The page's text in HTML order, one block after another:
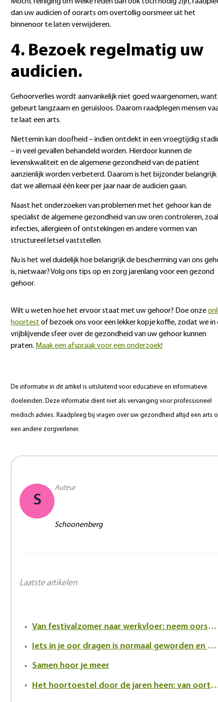
dan uw audicien of oorarts om overtollig oorsmeer uit het
binnenoor te laten verwijderen.
4. Bezoek regelmatig uw
audicien.
Gehoorverlies wordt aanvankelijk niet goed waargenomen,
gebeurt langzaam en geruisloos. Daarom raadplegen mensen
te laat een arts.
Niettemin kan doofheid – indien ontdekt in een vroegtijdig
– in veel gevallen behandeld worden. Hierdoor kunnen de
levenskwaliteit en de algemene gezondheid van de patiënt
aanzienlijk worden verbeterd. Daarom is het bijzonder belangrijk
dat we allemaal één keer per jaar naar de audicien gaan.
Naast het onderzoeken van problemen met het gehoor kan de
specialist de algemene gezondheid van uw oren controleren,
infecties, allergieën of ontstekingen en andere vormen van
structureel letsel vaststellen
Nu is het wel duidelijk hoe belangrijk de bescherming van ons
is, nietwaar? Volg ons tips op en zorg jarenlang voor een gezond
gehoor.
Wilt u weten hoe het ervoor staat met uw gehoor? Doe onze
hoortest of bezoek ons voor een lekker kopje koffie, zodat we in
vrijblijvende sfeer over de gezondheid van uw gehoor kunnen
praten. Maak een afspraak voor een onderzoek!
De informatie in dit artikel is uitsluitend voor educatieve en informatieve
doeleinden. Deze informatie dient niet als vervanging voor professioneel
medisch advies. Raadpleeg bij vragen over uw gezondheid altijd een arts
een andere zorgverlener.
S
Auteur
Schoonenberg
Laatste artikelen
Van festivalzomer naar werkvloer: neem oorsuizen serieus
Iets in je oor dragen is normaal geworden en dat verandert de kijk op hoortoestellen
Samen hoor je meer
Het hoortoestel door de jaren heen: van oortrompet